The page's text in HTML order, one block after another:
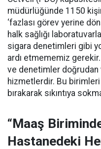
müdürlüğünde 1150
‘fazlası görev yerine
halk sağlığı
sigara denetimleri gibi
ardı etmememiz
ve denetimler doğrudan
hizmetlerdir. Bu
bırakarak sıkıntıya
“Maaş
Hastanedeki